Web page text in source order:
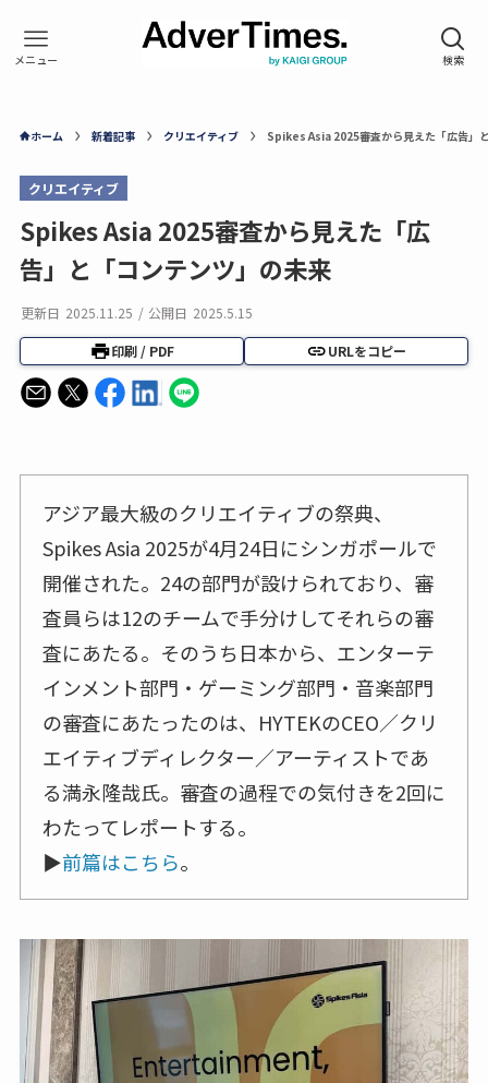
ホーム 新着記事 クリエイティブ Spikes Asia 2025審査から見えた「広告」
クリエイティブ
Spikes Asia 2025審査から見えた「広
告」と「コンテンツ」の未来
更新日 2025.11.25 / 公開日 2025.5.15
印刷 / PDF URLをコピー
アジア最大級のクリエイティブの祭典、
Spikes Asia 2025が4月24日にシンガポールで
開催された。24の部門が設けられており、審
査員らは12のチームで手分けしてそれらの審
査にあたる。そのうち日本から、エンターテ
インメント部門・ゲーミング部門・音楽部門
の審査にあたったのは、HYTEKのCEO／クリ
エイティブディレクター／アーティストであ
る満永隆哉氏。審査の過程での気付きを2回に
わたってレポートする。
▶前篇はこちら。